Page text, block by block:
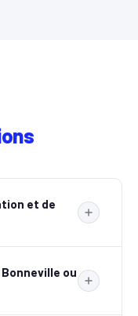
et de
comptez en
du devis et la
atelier de 2 000
ou